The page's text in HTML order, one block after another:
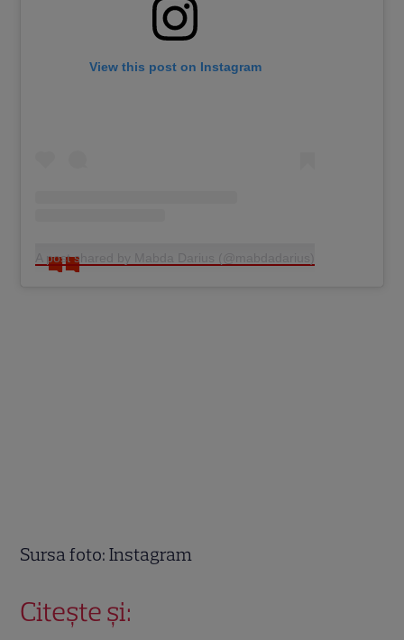
View this post on Instagram
A post shared by Mabda Darius (@mabdadarius)
Sursa foto: Instagram
Citește și: